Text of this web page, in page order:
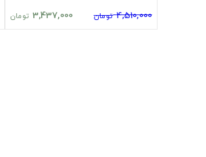
4,510,000 تومان 3,437,000 تومان